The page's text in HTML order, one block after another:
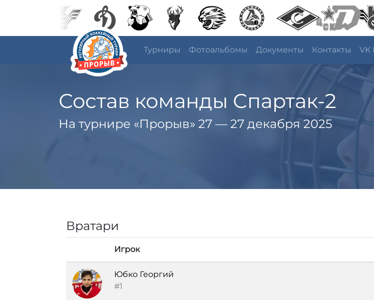
Турниры Фотоальбомы Документы Контакты VK
Состав команды Спартак-2
На турнире «Прорыв» 27 — 27 декабря 2025
Вратари
Игрок
Юбко Георгий
#1